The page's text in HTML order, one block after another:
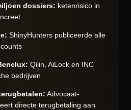
dossiers: ketenrisico in
ShinyHunters publiceerde alle
Qilin, AiLock en INC
bedrijven
Advocaat-
directe terugbetaling aan